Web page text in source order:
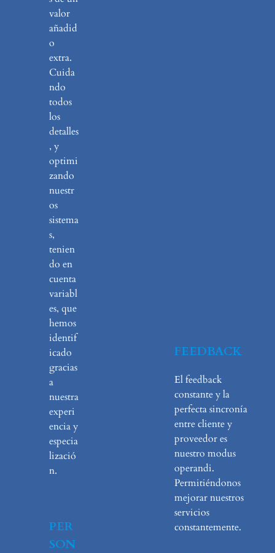
valor
añadid
o
extra.
Cuida
ndo
todos
los
detalles
, y
optimi
zando
nuestr
os
sistema
s,
tenien
do en
cuenta
variabl
es, que
hemos
identif
icado
gracias
a
nuestra
experi
encia y
especia
lizació
n.
PER
SON
FEEDBACK
El feedback
constante y la
perfecta sincronía
entre cliente y
proveedor es
nuestro modus
operandi.
Permitiéndonos
mejorar nuestros
servicios
constantemente.